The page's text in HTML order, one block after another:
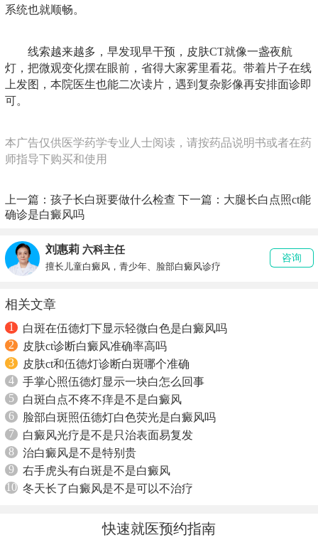
系统也就顺畅。
线索越来越多，早发现早干预，皮肤CT就像一盏夜航
灯，把微观变化摆在眼前，省得大家雾里看花。带着片子在线
上发图，本院医生也能二次读片，遇到复杂影像再安排面诊即
可。
本广告仅供医学药学专业人士阅读，请按药品说明书或者在药
师指导下购买和使用
上一篇： 孩子长白斑要做什么检查 下一篇： 大腿长白点照ct能
确诊是白癜风吗
刘惠莉 六科主任
擅长儿童白癜风，青少年、脸部白癜风诊疗
咨询
相关文章
1
白斑在伍德灯下显示轻微白色是白癜风吗
2
皮肤ct诊断白癜风准确率高吗
3
皮肤ct和伍德灯诊断白斑哪个准确
4
手掌心照伍德灯显示一块白怎么回事
5
白斑白点不疼不痒是不是白癜风
6
脸部白斑照伍德灯白色荧光是白癜风吗
7
白癜风光疗是不是只治表面易复发
8
治白癜风是不是特别贵
9
右手虎头有白斑是不是白癜风
10 冬天长了白癜风是不是可以不治疗
快速就医预约指南